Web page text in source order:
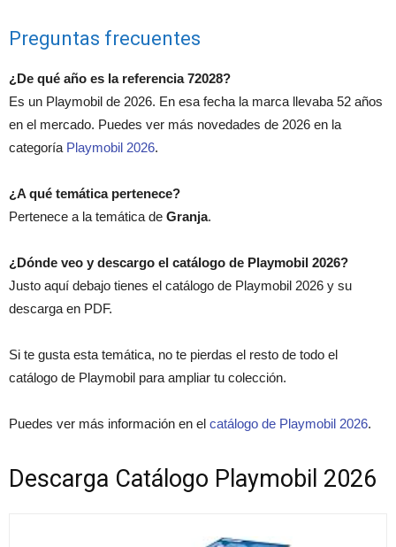
Preguntas frecuentes
¿De qué año es la referencia 72028?
Es un Playmobil de 2026. En esa fecha la marca llevaba 52 años
en el mercado. Puedes ver más novedades de 2026 en la
categoría Playmobil 2026.
¿A qué temática pertenece?
Pertenece a la temática de Granja.
¿Dónde veo y descargo el catálogo de Playmobil 2026?
Justo aquí debajo tienes el catálogo de Playmobil 2026 y su
descarga en PDF.
Si te gusta esta temática, no te pierdas el resto de todo el
catálogo de Playmobil para ampliar tu colección.
Puedes ver más información en el catálogo de Playmobil 2026.
Descarga Catálogo Playmobil 2026